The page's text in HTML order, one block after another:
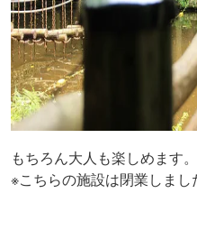
もちろん大人も楽しめます。
※こちらの施設は閉業しまし